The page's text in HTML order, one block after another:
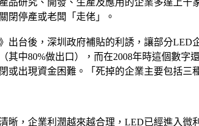
品研究、開發、生產及應用的企業多達上
閉停產或老闆「走佬」。
出台後，深圳政府補貼的利誘，讓部分
中80%做出口），而在2008年時這個數
出現資金困難。「死掉的企業主要包括三
晰，企業利潤越來越合理，LED已經進入